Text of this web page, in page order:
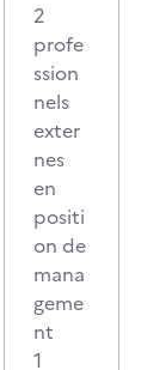
2
profe
ssion
nels
exter
nes
en
positi
on de
mana
geme
nt
1